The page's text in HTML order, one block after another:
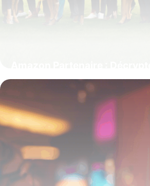
Coulisses du Club
15 juin 2026